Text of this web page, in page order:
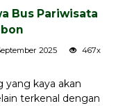
Bus Pariwisata
2025
467x
yang kaya akan
terkenal dengan